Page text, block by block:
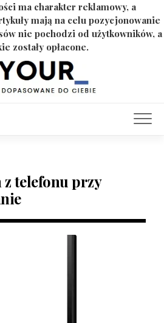
ma charakter reklamowy, a
mają na celu pozycjonowanie
nie pochodzi od użytkowników, a
zostały opłacone.
telefonu przy